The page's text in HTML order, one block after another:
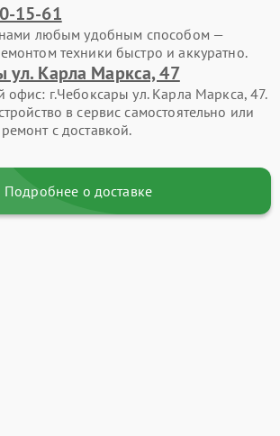
15-61
нами любым удобным способом —
техники быстро и аккуратно.
ул. Карла Маркса, 47
офис: г.Чебоксары ул. Карла Маркса, 47.
в сервис самостоятельно или
с доставкой.
Подробнее о доставке